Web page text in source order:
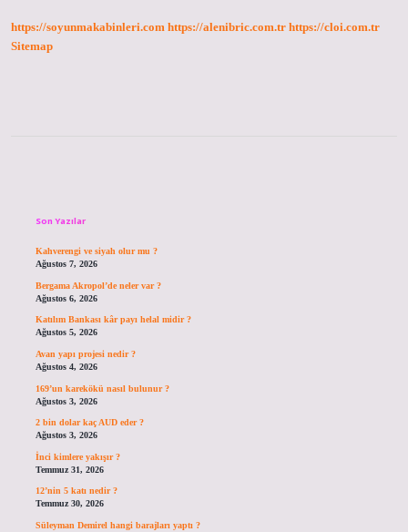
https://soyunmakabinleri.com https://alenibric.com.tr https://cloi.com.tr
Sitemap
Son Yazılar
Kahverengi ve siyah olur mu ?
Ağustos 7, 2026
Bergama Akropol’de neler var ?
Ağustos 6, 2026
Katılım Bankası kâr payı helal midir ?
Ağustos 5, 2026
Avan yapı projesi nedir ?
Ağustos 4, 2026
169’un karekökü nasıl bulunur ?
Ağustos 3, 2026
2 bin dolar kaç AUD eder ?
Ağustos 3, 2026
İnci kimlere yakışır ?
Temmuz 31, 2026
12’nin 5 katı nedir ?
Temmuz 30, 2026
Süleyman Demirel hangi barajları yaptı ?